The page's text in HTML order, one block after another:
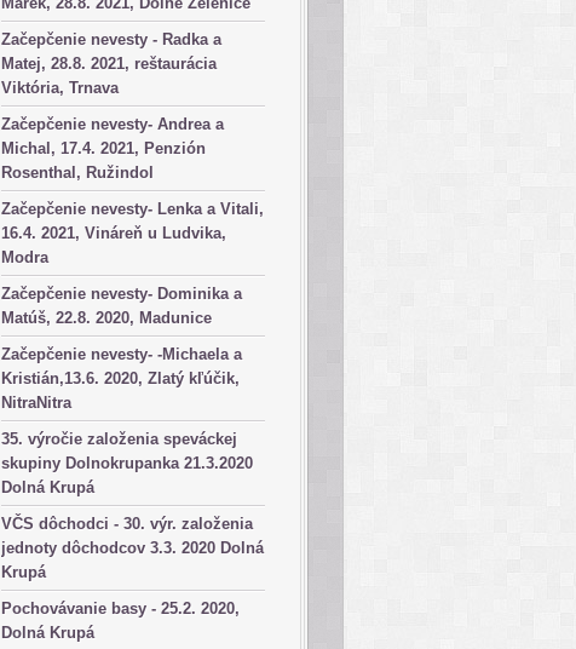
Začepčenie nevesty - Radka a
Matej, 28.8. 2021, reštaurácia
Viktória, Trnava
Začepčenie nevesty- Andrea a
Michal, 17.4. 2021, Penzión
Rosenthal, Ružindol
Začepčenie nevesty- Lenka a Vitali,
16.4. 2021, Vináreň u Ludvika,
Modra
Začepčenie nevesty- Dominika a
Matúš, 22.8. 2020, Madunice
Začepčenie nevesty- -Michaela a
Kristián,13.6. 2020, Zlatý kľúčik,
NitraNitra
35. výročie založenia speváckej
skupiny Dolnokrupanka 21.3.2020
Dolná Krupá
VČS dôchodci - 30. výr. založenia
jednoty dôchodcov 3.3. 2020 Dolná
Krupá
Pochovávanie basy - 25.2. 2020,
Dolná Krupá